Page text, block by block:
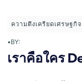
ความตึงเครียดเศรษฐกิจ
•BY:
เราคือใคร